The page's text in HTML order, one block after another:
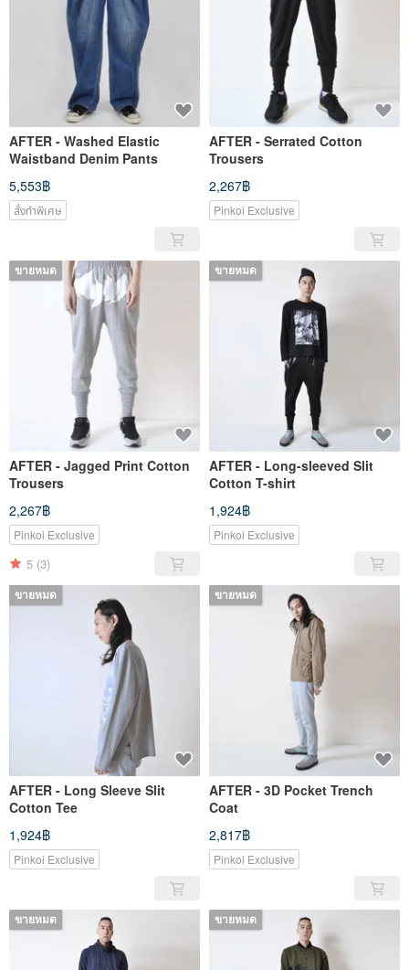
AFTER - Washed Elastic
Waistband Denim Pants
5,553฿
สั่งทำพิเศษ
AFTER - Serrated Cotton
Trousers
2,267฿
Pinkoi Exclusive
ขายหมด
AFTER - Jagged Print Cotton
Trousers
2,267฿
Pinkoi Exclusive
5 (3)
ขายหมด
AFTER - Long-sleeved Slit
Cotton T-shirt
1,924฿
Pinkoi Exclusive
ขายหมด
AFTER - Long Sleeve Slit
Cotton Tee
1,924฿
Pinkoi Exclusive
ขายหมด
AFTER - 3D Pocket Trench
Coat
2,817฿
Pinkoi Exclusive
ขายหมด ขายหมด